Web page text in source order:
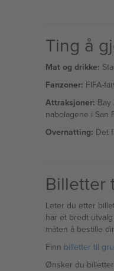
Ting å
Mat og drikke:
Fanzoner: FIFA-
Attraksjoner:
nabolagene i San
Overnatting: Det
Billetter
Leter du etter
har et bredt
måten å bestille
Finn billetter til
Ønsker du